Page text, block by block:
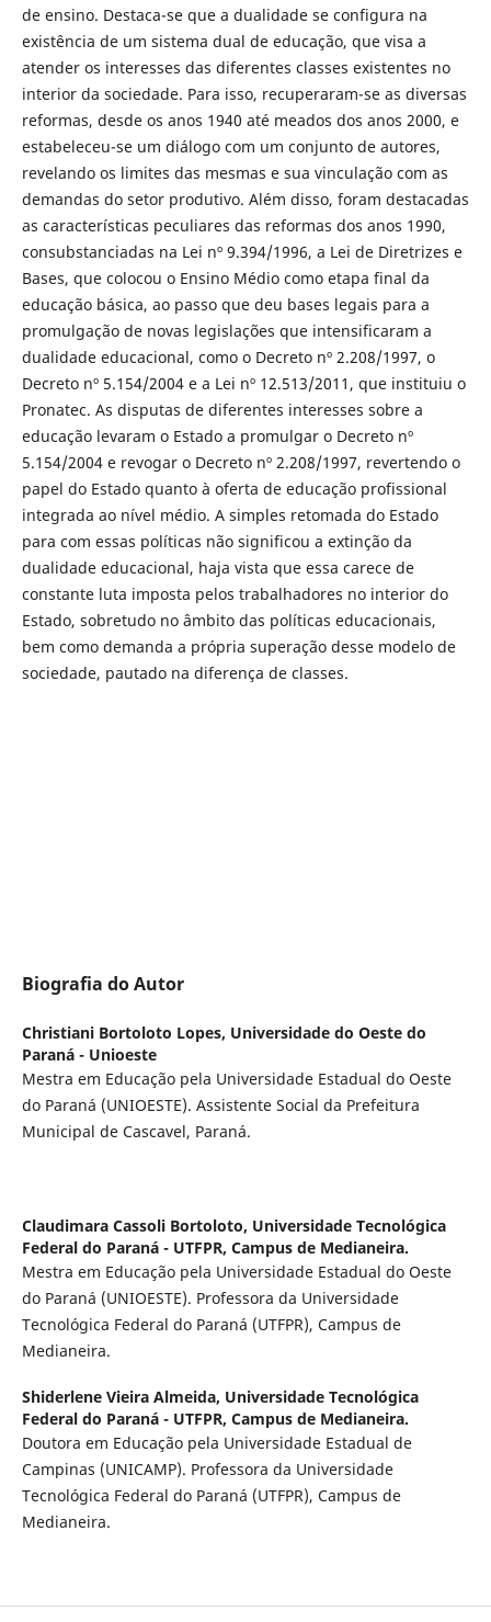
de ensino. Destaca-se que a dualidade se configura na
existência de um sistema dual de educação, que visa a
atender os interesses das diferentes classes existentes no
interior da sociedade. Para isso, recuperaram-se as diversas
reformas, desde os anos 1940 até meados dos anos 2000, e
estabeleceu-se um diálogo com um conjunto de autores,
revelando os limites das mesmas e sua vinculação com as
demandas do setor produtivo. Além disso, foram destacadas
as características peculiares das reformas dos anos 1990,
consubstanciadas na Lei nº 9.394/1996, a Lei de Diretrizes e
Bases, que colocou o Ensino Médio como etapa final da
educação básica, ao passo que deu bases legais para a
promulgação de novas legislações que intensificaram a
dualidade educacional, como o Decreto nº 2.208/1997, o
Decreto nº 5.154/2004 e a Lei nº 12.513/2011, que instituiu o
Pronatec. As disputas de diferentes interesses sobre a
educação levaram o Estado a promulgar o Decreto nº
5.154/2004 e revogar o Decreto nº 2.208/1997, revertendo o
papel do Estado quanto à oferta de educação profissional
integrada ao nível médio. A simples retomada do Estado
para com essas políticas não significou a extinção da
dualidade educacional, haja vista que essa carece de
constante luta imposta pelos trabalhadores no interior do
Estado, sobretudo no âmbito das políticas educacionais,
bem como demanda a própria superação desse modelo de
sociedade, pautado na diferença de classes.
Biografia do Autor
Christiani Bortoloto Lopes, Universidade do Oeste do
Paraná - Unioeste
Mestra em Educação pela Universidade Estadual do Oeste
do Paraná (UNIOESTE). Assistente Social da Prefeitura
Municipal de Cascavel, Paraná.
Claudimara Cassoli Bortoloto, Universidade Tecnológica
Federal do Paraná - UTFPR, Campus de Medianeira.
Mestra em Educação pela Universidade Estadual do Oeste
do Paraná (UNIOESTE). Professora da Universidade
Tecnológica Federal do Paraná (UTFPR), Campus de
Medianeira.
Shiderlene Vieira Almeida, Universidade Tecnológica
Federal do Paraná - UTFPR, Campus de Medianeira.
Doutora em Educação pela Universidade Estadual de
Campinas (UNICAMP). Professora da Universidade
Tecnológica Federal do Paraná (UTFPR), Campus de
Medianeira.